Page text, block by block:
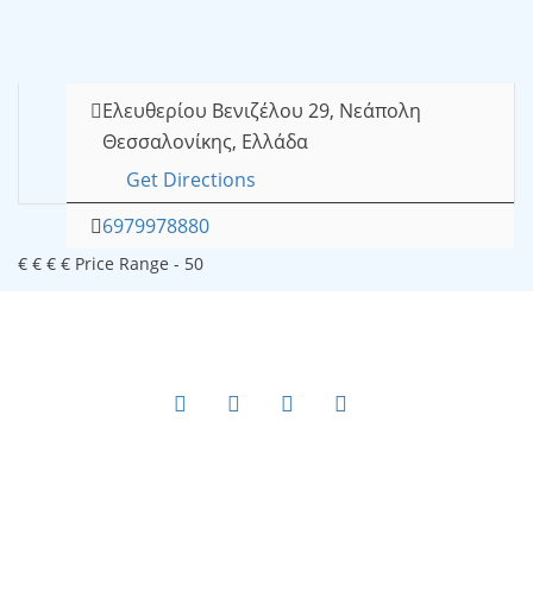
Ελευθερίου Βενιζέλου 29, Νεάπολη
Θεσσαλονίκης, Ελλάδα
Get Directions
6979978880
€ € € € Price Range - 50